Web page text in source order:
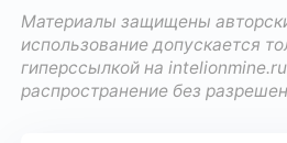
Материалы защищены
использование допускается
гиперссылкой наintelionmine.ru
распространение без